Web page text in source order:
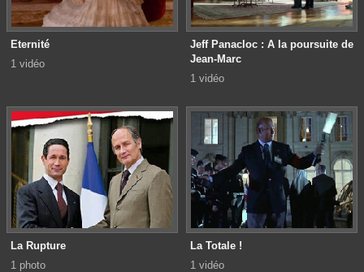
Eternité
1 vidéo
Jeff Panacloc : A la poursuite de
Jean-Marc
1 vidéo
La Rupture
1 photo
La Totale !
1 vidéo